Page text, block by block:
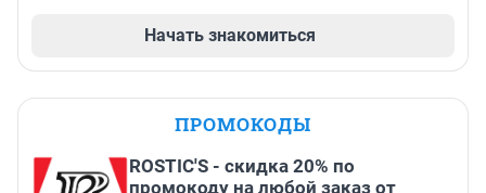
Начать знакомиться
ПРОМОКОДЫ
ROSTIC'S - скидка 20% по
промокоду на любой заказ от